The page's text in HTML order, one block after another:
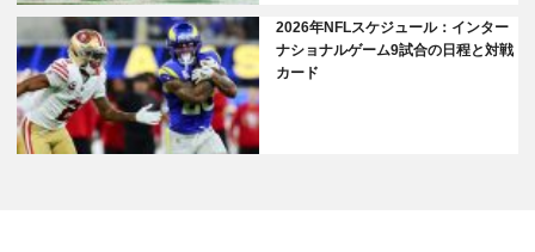
2026年NFLスケジュール：インター
ナショナルゲーム9試合の日程と対戦
カード